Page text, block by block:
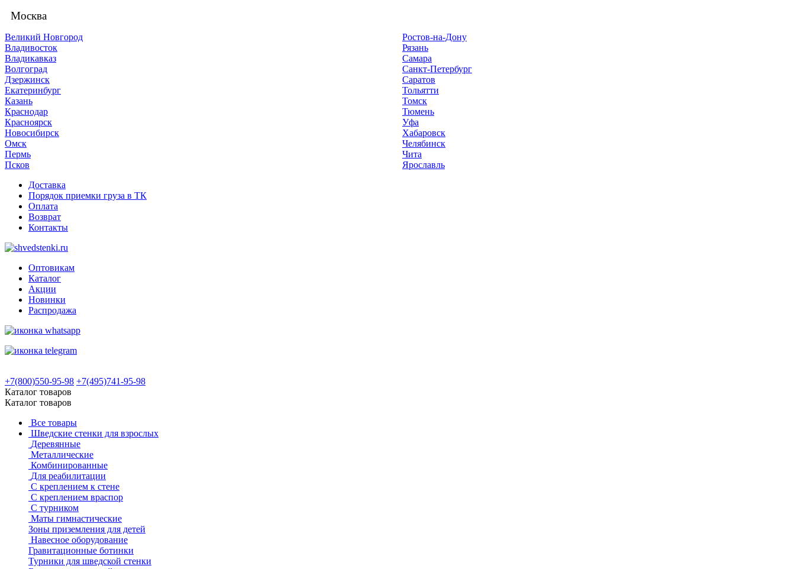
Москва
Великий Новгород
Владивосток
Владикавказ
Волгоград
Дзержинск
Екатеринбург
Казань
Краснодар
Красноярск
Новосибирск
Омск
Пермь
Псков
Ростов-на-Дону
Рязань
Самара
Санкт-Петербург
Саратов
Тольятти
Томск
Тюмень
Уфа
Хабаровск
Челябинск
Чита
Ярославль
Доставка
Порядок приемки груза в ТК
Оплата
Возврат
Контакты
Оптовикам
Каталог
Акции
Новинки
Распродажа
+7(800)550-95-98 +7(495)741-95-98
Каталог товаров
Каталог товаров
Все товары
Шведские стенки для взрослых
Деревянные
Металлические
Комбинированные
Для реабилитации
С креплением к стене
С креплением враспор
С турником
Маты гимнастические
Зоны приземления для детей
Навесное оборудование
Гравитационные ботинки
Турники для шведской стенки